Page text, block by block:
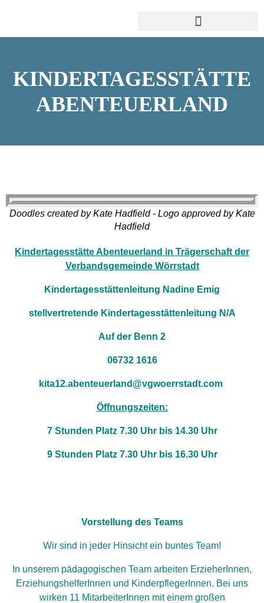
KINDERTAGESSTÄTTE
ABENTEUERLAND
Doodles created by Kate Hadfield - Logo approved by Kate
Hadfield
Kindertagesstätte Abenteuerland in Trägerschaft der
Verbandsgemeinde Wörrstadt
Kindertagesstättenleitung Nadine Emig
stellvertretende Kindertagesstättenleitung N/A
Auf der Benn 2
06732 1616
kita12.abenteuerland@vgwoerrstadt.com
Öffnungszeiten:
7 Stunden Platz 7.30 Uhr bis 14.30 Uhr
9 Stunden Platz 7.30 Uhr bis 16.30 Uhr
Vorstellung des Teams
Wir sind in jeder Hinsicht ein buntes Team!
In unserem pädagogischen Team arbeiten ErzieherInnen,
ErziehungshelferInnen und KinderpflegerInnen. Bei uns
wirken 11 MitarbeiterInnen mit einem großen